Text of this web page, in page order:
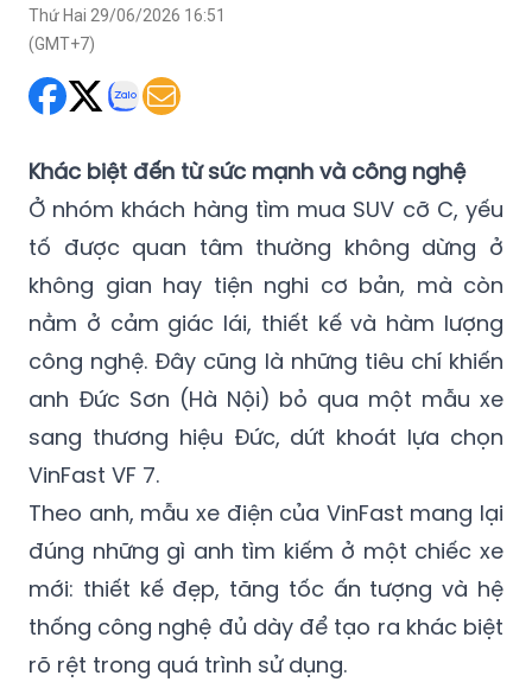
Thứ Hai 29/06/2026 16:51
(GMT+7)
Khác biệt đến từ sức mạnh và công nghệ
Ở nhóm khách hàng tìm mua SUV cỡ C, yếu
tố được quan tâm thường không dừng ở
không gian hay tiện nghi cơ bản, mà còn
nằm ở cảm giác lái, thiết kế và hàm lượng
công nghệ. Đây cũng là những tiêu chí khiến
anh Đức Sơn (Hà Nội) bỏ qua một mẫu xe
sang thương hiệu Đức, dứt khoát lựa chọn
VinFast VF 7.
Theo anh, mẫu xe điện của VinFast mang lại
đúng những gì anh tìm kiếm ở một chiếc xe
mới: thiết kế đẹp, tăng tốc ấn tượng và hệ
thống công nghệ đủ dày để tạo ra khác biệt
rõ rệt trong quá trình sử dụng.